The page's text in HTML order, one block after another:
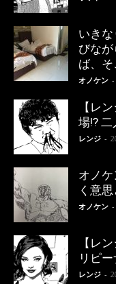
いき
びな
ば、
オノケン -
【レ
場!?
レンジ -
オノ
く意
オノケン -
【レ
リピ
レンジ -